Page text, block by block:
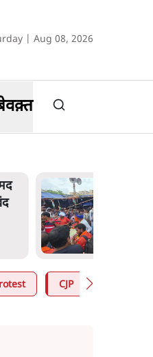
| Aug 08, 2026
ने
का
CJP